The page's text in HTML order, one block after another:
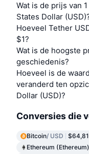
Wat is de prijs van
States Dollar
Hoeveel Tether
$1?
Wat is de hoogste
geschiedenis?
Hoeveel is de
veranderd ten
Dollar (USD)?
Conversies die
Bitcoin/ USD
Ethereum (Ethereum)